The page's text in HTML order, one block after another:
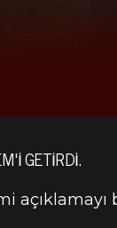
GETIRDI.
açıklamayı